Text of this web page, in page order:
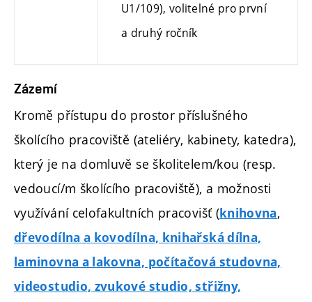
U1/109), volitelné pro první
a druhý ročník
Zázemí
Kromě přístupu do prostor příslušného
školícího pracoviště (ateliéry, kabinety, katedra),
který je na domluvě se školitelem/kou (resp.
vedoucí/m školícího pracoviště), a možnosti
využívání celofakultních pracovišť (knihovna,
dřevodílna a kovodílna, knihařská dílna,
laminovna a lakovna, počítačová studovna,
videostudio, zvukové studio, střižny,